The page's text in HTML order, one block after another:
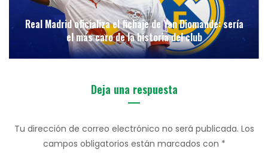
Real Madrid oficializa el fichaje de Yan Diomande: sería
el más caro de la historia del club
Deja una respuesta
Tu dirección de correo electrónico no será publicada. Los
campos obligatorios están marcados con *